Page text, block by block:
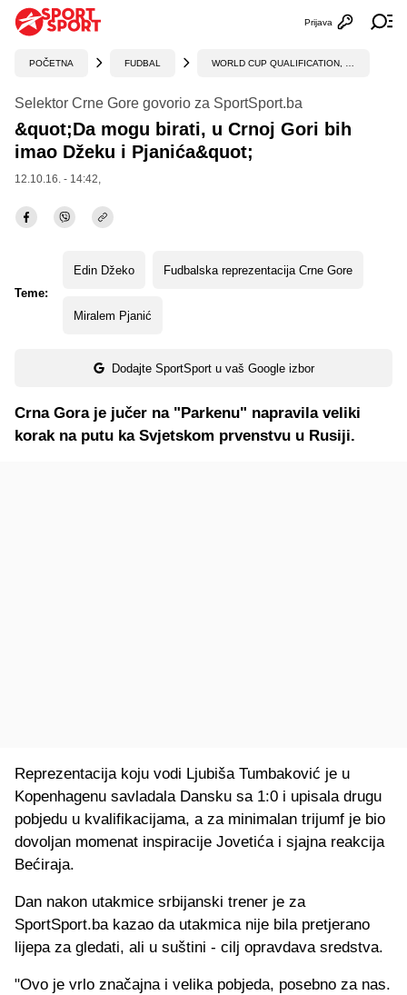
Otvori
Prijava
POČETNA FUDBAL
Selektor Crne Gore govorio za SportSport.ba
&quot;Da mogu birati, u Crnoj Gori bih
imao Džeku i Pjanića&quot;
12.10.16. - 14:42,
Teme:
Edin Džeko Fudbalska reprezentacija Crne Gore
Miralem Pjanić
Dodajte SportSport u vaš Google izbor
Crna Gora je jučer na "Parkenu" napravila veliki
korak na putu ka Svjetskom prvenstvu u Rusiji.
Reprezentacija koju vodi Ljubiša Tumbaković je u
Kopenhagenu savladala Dansku sa 1:0 i upisala drugu
pobjedu u kvalifikacijama, a za minimalan trijumf je bio
dovoljan momenat inspiracije Jovetića i sjajna reakcija
Bećiraja.
Dan nakon utakmice srbijanski trener je za
SportSport.ba kazao da utakmica nije bila pretjerano
lijepa za gledati, ali u suštini - cilj opravdava sredstva.
"Ovo je vrlo značajna i velika pobjeda, posebno za nas.